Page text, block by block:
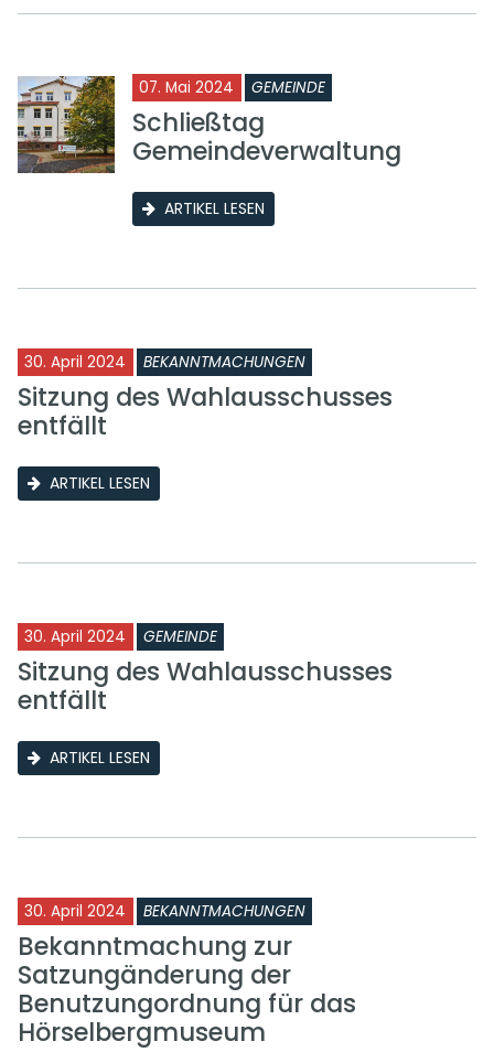
07. Mai 2024 GEMEINDE
Schließtag
Gemeindeverwaltung
ARTIKEL LESEN
30. April 2024 BEKANNTMACHUNGEN
Sitzung des Wahlausschusses
entfällt
ARTIKEL LESEN
30. April 2024 GEMEINDE
Sitzung des Wahlausschusses
entfällt
ARTIKEL LESEN
30. April 2024 BEKANNTMACHUNGEN
Bekanntmachung zur
Satzungänderung der
Benutzungordnung für das
Hörselbergmuseum